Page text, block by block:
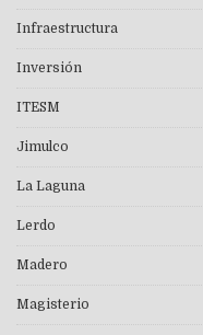
Infraestructura
Inversión
ITESM
Jimulco
La Laguna
Lerdo
Madero
Magisterio